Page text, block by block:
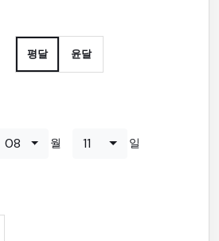
평달 윤달
08 월 11 일